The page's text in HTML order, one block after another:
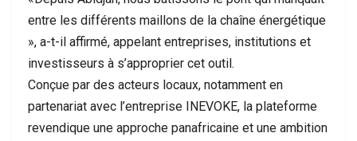
entre les différents maillons de la chaîne énergétique
», a-t-il affirmé, appelant entreprises, institutions et
investisseurs à s’approprier cet outil.
Conçue par des acteurs locaux, notamment en
partenariat avec l’entreprise INEVOKE, la plateforme
revendique une approche panafricaine et une ambition